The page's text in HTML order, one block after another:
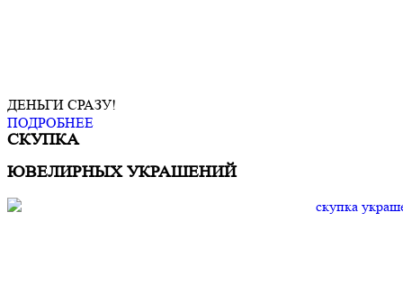
ДЕНЬГИ СРАЗУ!
ПОДРОБНЕЕ
СКУПКА
ЮВЕЛИРНЫХ УКРАШЕНИЙ